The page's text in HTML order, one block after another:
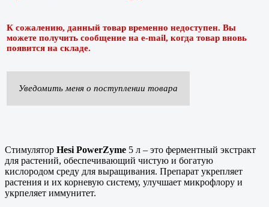
К сожалению, данный товар временно недоступен. Вы
можете получить сообщение на e-mail, когда товар вновь
появится на складе.
Уведомить меня о поступлении товара
Стимулятор Hesi PowerZyme 5 л – это ферментный экстракт
для растений, обеспечивающий чистую и богатую
кислородом среду для выращивания. Препарат укрепляет
растения и их корневую систему, улучшает микрофлору и
укрпеляет иммунитет.